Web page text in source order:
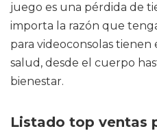
juego es una pérdida de
importa la razón que
para videoconsolas tienen
salud, desde el cuerpo
bienestar.
Listado top ventas